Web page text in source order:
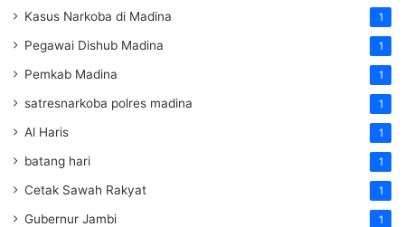
Kasus Narkoba di Madina 1
Pegawai Dishub Madina 1
Pemkab Madina 1
satresnarkoba polres madina 1
Al Haris 1
batang hari 1
Cetak Sawah Rakyat 1
Gubernur Jambi 1